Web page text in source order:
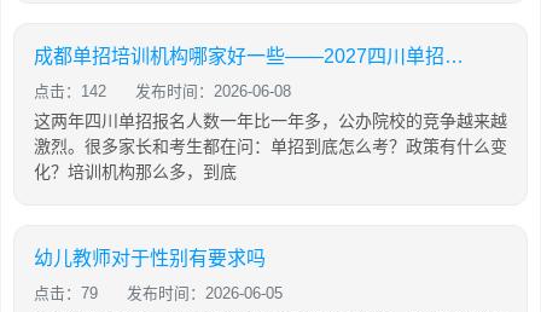
成都单招培训机构哪家好一些——2027四川单招政策与培训机构对比
点击：142 发布时间：2026-06-08
这两年四川单招报名人数一年比一年多，公办院校的竞争越来越
激烈。很多家长和考生都在问：单招到底怎么考？政策有什么变
化？培训机构那么多，到底
幼儿教师对于性别有要求吗
点击：79 发布时间：2026-06-05